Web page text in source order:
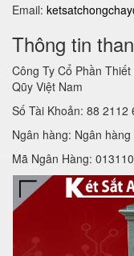
Email:
Thông tin
Công Ty Cổ Phần
Qũy Việt Nam
Số Tài Khoản: 88 2112
Ngân hàng: Ngân
Mã Ngân Hàng: